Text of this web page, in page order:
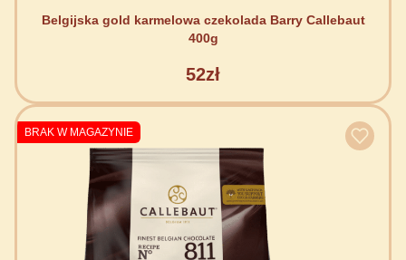
Belgijska gold karmelowa czekolada Barry Callebaut
400g
52zł
BRAK W MAGAZYNIE